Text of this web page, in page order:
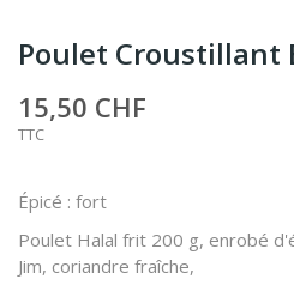
Poulet Croustillant
15,50 CHF
TTC
Épicé : fort
Poulet Halal frit 200 g, enrobé
Jim, coriandre fraîche,